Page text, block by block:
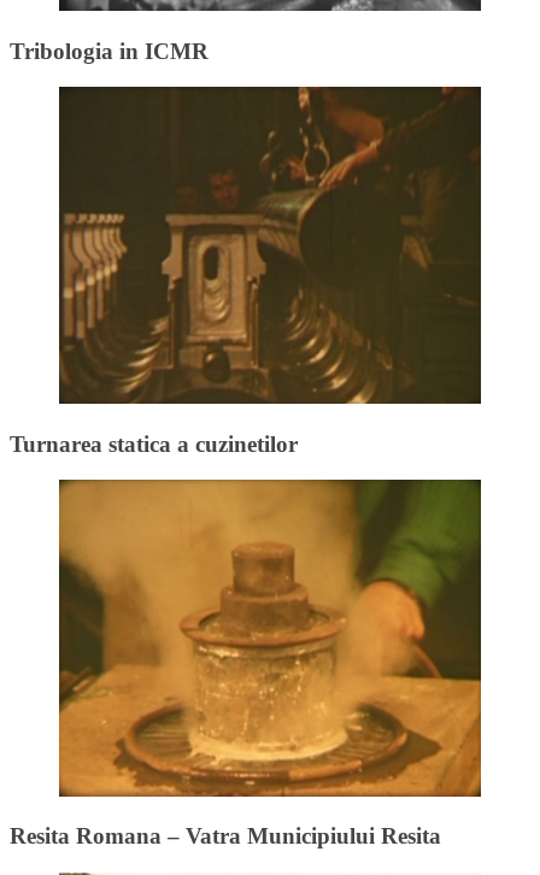
Tribologia in ICMR
Turnarea statica a cuzinetilor
Resita Romana – Vatra Municipiului Resita